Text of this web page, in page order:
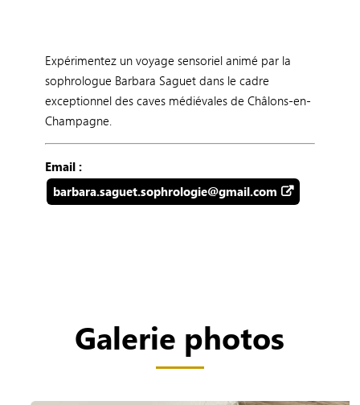
Expérimentez un voyage sensoriel animé par la
sophrologue Barbara Saguet dans le cadre
exceptionnel des caves médiévales de Châlons-en-
Champagne.
Email :
barbara.saguet.sophrologie@gmail.com
Galerie photos